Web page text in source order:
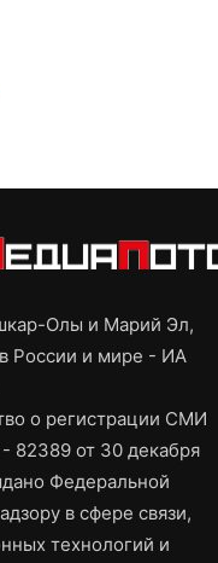
Олы и Марий Эл,
России и мире - ИА
о регистрации СМИ
от 30 декабря
Федеральной
в сфере связи,
технологий и